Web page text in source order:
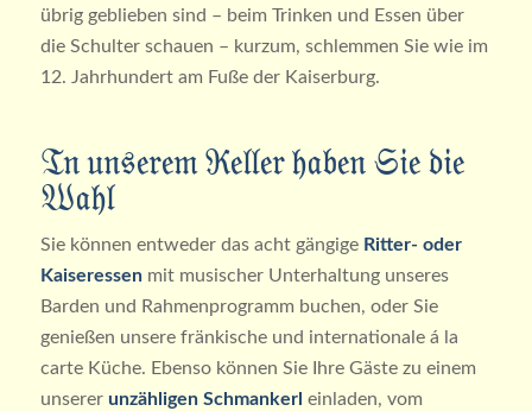
übrig geblieben sind – beim Trinken und Essen über
die Schulter schauen – kurzum, schlemmen Sie wie im
12. Jahrhundert am Fuße der Kaiserburg.
In unserem Keller haben Sie die
Wahl
Sie können entweder das acht gängige Ritter- oder
Kaiseressenmit musischer Unterhaltung unseres
Barden und Rahmenprogramm buchen, oder Sie
genießen unsere fränkische und internationale á la
carte Küche. Ebenso können Sie Ihre Gäste zu einem
unserer unzähligen Schmankerl einladen, vom